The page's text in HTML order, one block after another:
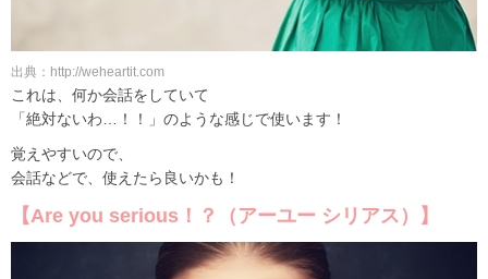
出典：http://weheartit.com
これは、何か会話をしていて
「絶対ないわ…！！」のような感じで使います！
覚えやすいので、
会話などで、使えたら良いかも！
【Are you serious！？（アーユー シリアス）】